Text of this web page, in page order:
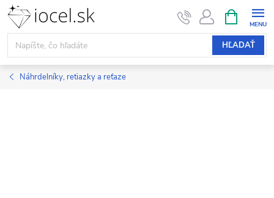
Prejsť
obsah
HĽADAŤ
KOŠÍK
Náhrdelníky, retiazky a reťaze